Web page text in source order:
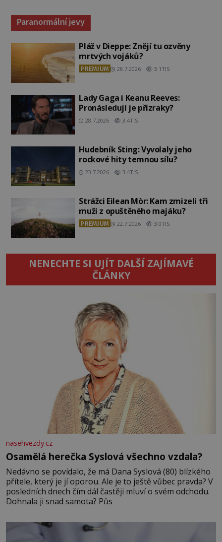
Paranormální jevy
Pláž v Dieppe: Znějí tu ozvěny
mrtvých vojáků?
PREMIUM 28.7.2026 3.1TIS
Lady Gaga i Keanu Reeves:
Pronásledují je přízraky?
28.7.2026 3.4TIS
Hudebník Sting: Vyvolaly jeho
rockové hity temnou sílu?
23.7.2026 3.4TIS
Strážci Eilean Mòr: Kam zmizeli tři
muži z opuštěného majáku?
PREMIUM 22.7.2026 3.0TIS
NENECHTE SI UJÍT DALŠÍ ZAJÍMAVÉ
ČLÁNKY
nasehvezdy.cz
Osamělá herečka Syslová všechno vzdala?
Nedávno se povídalo, že má Dana Syslová (80) blízkého
přítele, který je jí oporou. Ale je to ještě vůbec pravda? V
posledních dnech čím dál častěji mluví o svém odchodu.
Dohnala ji snad samota? Půs